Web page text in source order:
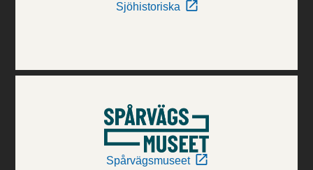
Sjöhistoriska
Spårvägsmuseet